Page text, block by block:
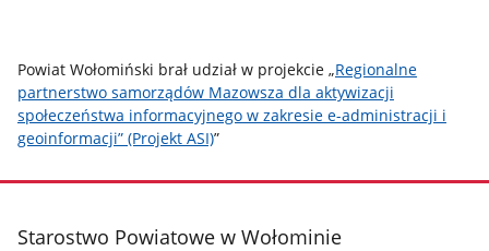
Powiat Wołomiński brał udział w projekcie „Regionalne
partnerstwo samorządów Mazowsza dla aktywizacji
społeczeństwa informacyjnego w zakresie e-administracji i
geoinformacji” (Projekt ASI)”
stopka
Starostwo Powiatowe w Wołominie